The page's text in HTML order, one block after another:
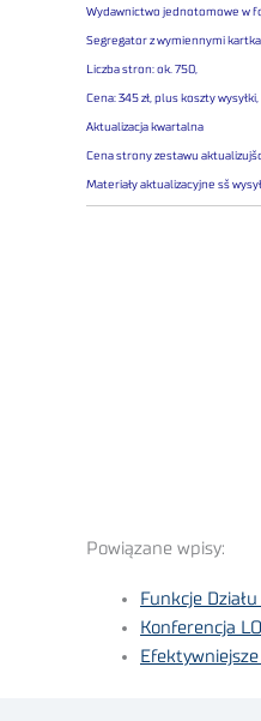
Wydawnictwo jednotomowe w
Segregator z wymiennymi
Liczba stron: ok. 750,
Cena: 345 zł, plus koszty wysyłki,
Aktualizacja kwartalna
Cena strony zestawu
Materiały aktualizacyjne sš
Powiązane wpisy:
Funkcje
Konferencja